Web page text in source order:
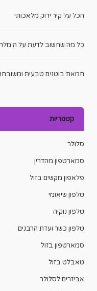
הכל על קיר ירוק מלאכותי
כל מה שחשוב לדעת על ה
חמאת בוטנים טבעית
קטגוריות
סלולר
סמארטפון מהדרין
פלאפון מקשים בזול
טלפון שיאומי
טלפון נוקיה
טלפון כשר ועדת הרבנים
סמארטפון בזול
טאבלט בזול
אביזרים לסלולר